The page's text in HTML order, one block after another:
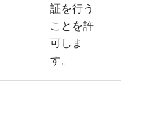
証を行う
ことを許
可しま
す。